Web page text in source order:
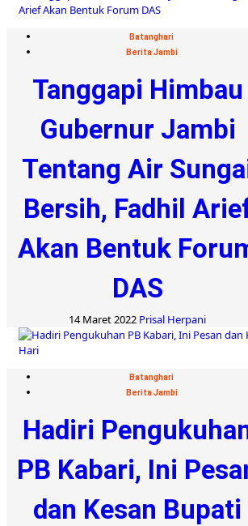
Batanghari
Berita Jambi
Tanggapi Himbau
Gubernur Jambi
Tentang Air
Bersih, Fadhil
Akan Bentuk
DAS
14 Maret 2022 Prisal Herpani
Batanghari
Berita Jambi
Hadiri
PB Kabari, Ini
dan Kesan Bupati